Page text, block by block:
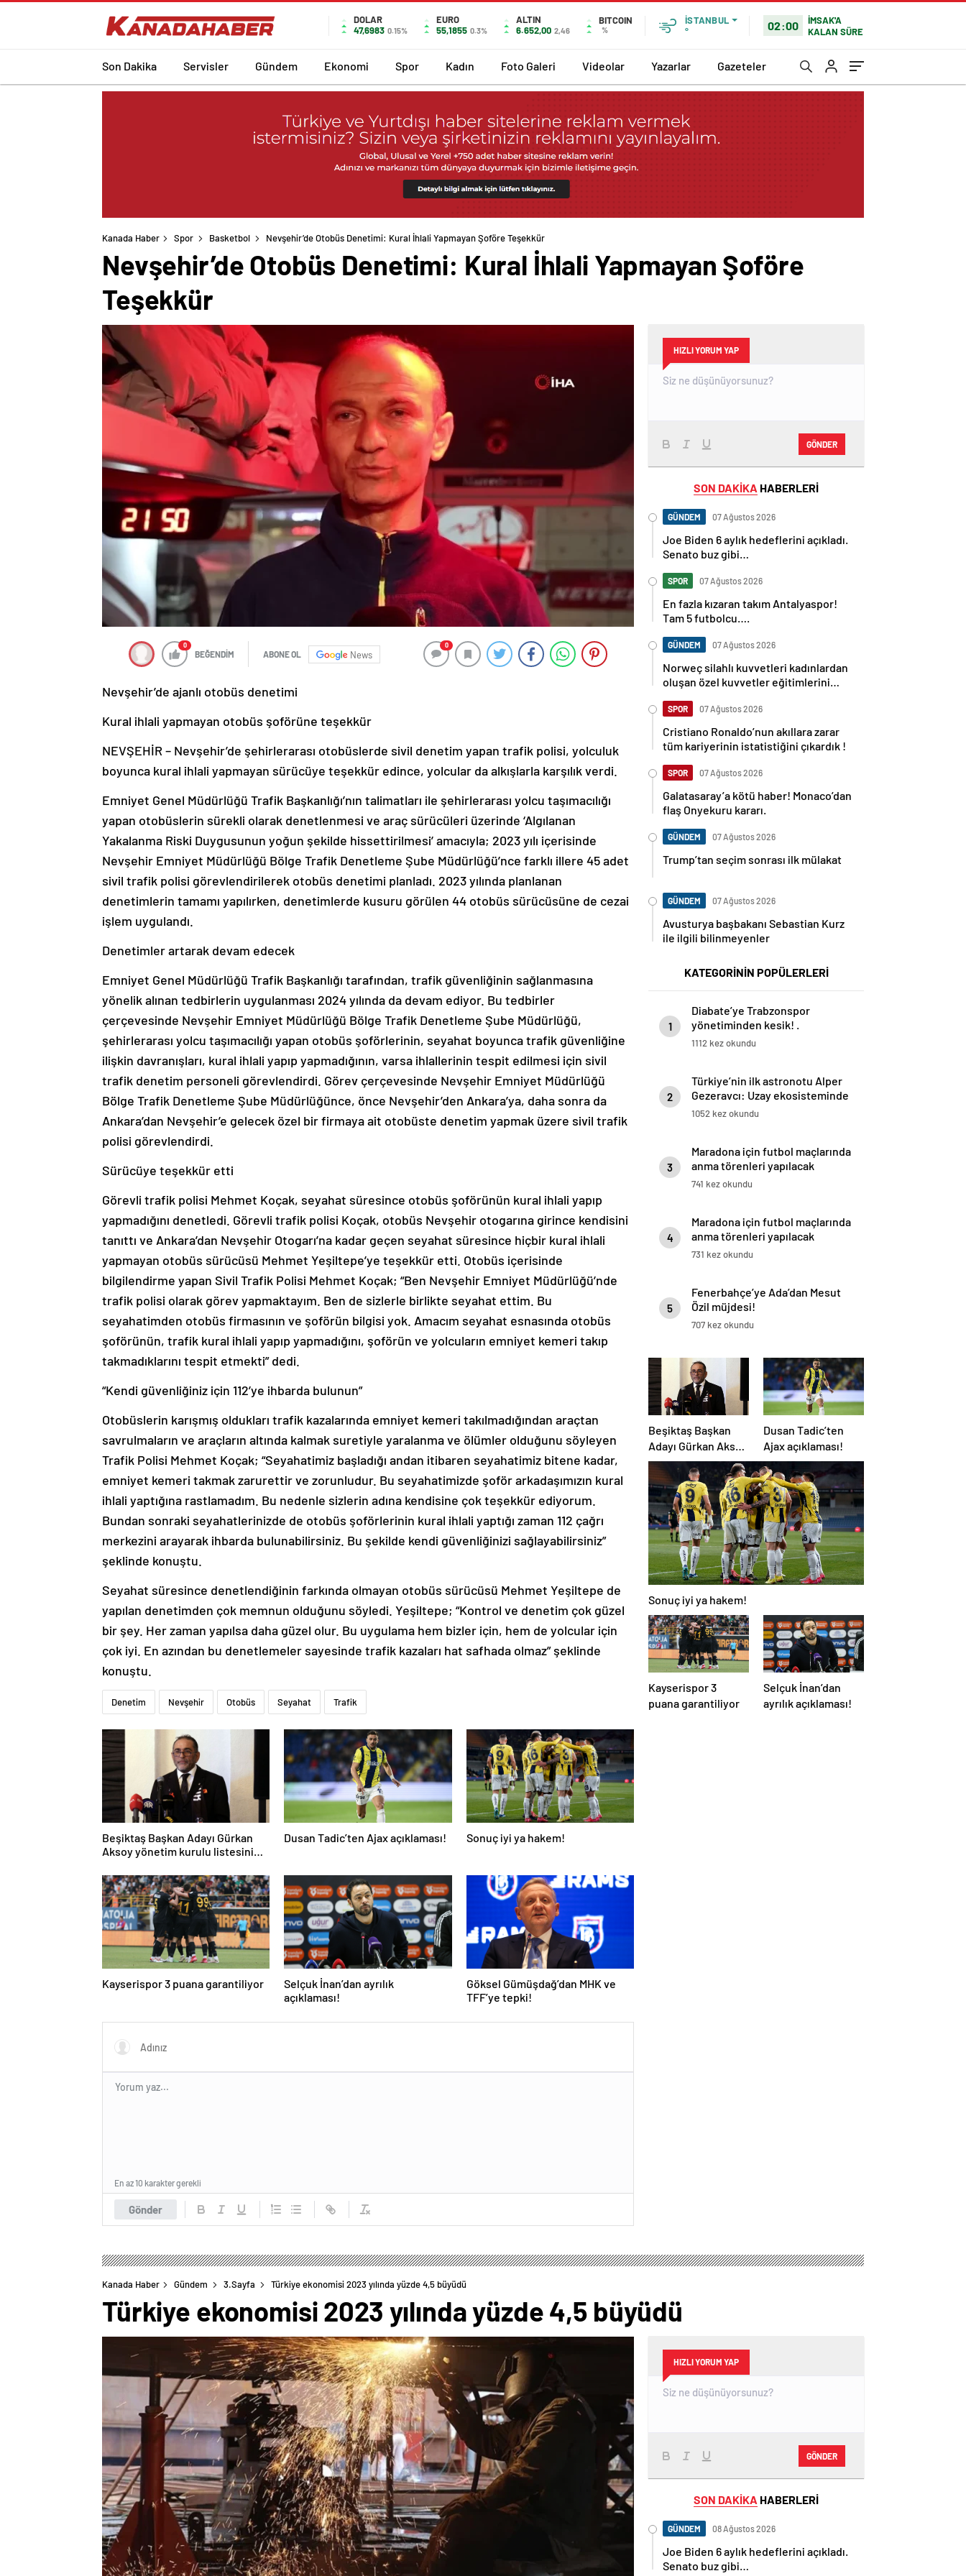
DOLAR
47,6983 0.15%
EURO
55,1855 0.3%
ALTIN
6.652,00 2,46
BITCOIN
%
İSTANBUL
°
02:00
İMSAK'A
KALAN SÜRE
Son Dakika Servisler Gündem Ekonomi Spor Kadın Foto Galeri Videolar Yazarlar Gazeteler
Kanada Haber Spor Basketbol Nevşehir’de Otobüs Denetimi: Kural İhlali Yapmayan Şoföre Teşekkür
Nevşehir’de Otobüs Denetimi: Kural İhlali Yapmayan Şoföre
Teşekkür
0
BEĞENDİM ABONE OL News
0
Nevşehir’de ajanlı otobüs denetimi
Kural ihlali yapmayan otobüs şoförüne teşekkür
NEVŞEHİR – Nevşehir’de şehirlerarası otobüslerde sivil denetim yapan trafik polisi, yolculuk
boyunca kural ihlali yapmayan sürücüye teşekkür edince, yolcular da alkışlarla karşılık verdi.
Emniyet Genel Müdürlüğü Trafik Başkanlığı’nın talimatları ile şehirlerarası yolcu taşımacılığı
yapan otobüslerin sürekli olarak denetlenmesi ve araç sürücüleri üzerinde ‘Algılanan
Yakalanma Riski Duygusunun yoğun şekilde hissettirilmesi’ amacıyla; 2023 yılı içerisinde
Nevşehir Emniyet Müdürlüğü Bölge Trafik Denetleme Şube Müdürlüğü’nce farklı illere 45 adet
sivil trafik polisi görevlendirilerek otobüs denetimi planladı. 2023 yılında planlanan
denetimlerin tamamı yapılırken, denetimlerde kusuru görülen 44 otobüs sürücüsüne de cezai
işlem uygulandı.
Denetimler artarak devam edecek
Emniyet Genel Müdürlüğü Trafik Başkanlığı tarafından, trafik güvenliğinin sağlanmasına
yönelik alınan tedbirlerin uygulanması 2024 yılında da devam ediyor. Bu tedbirler
çerçevesinde Nevşehir Emniyet Müdürlüğü Bölge Trafik Denetleme Şube Müdürlüğü,
şehirlerarası yolcu taşımacılığı yapan otobüs şoförlerinin, seyahat boyunca trafik güvenliğine
ilişkin davranışları, kural ihlali yapıp yapmadığının, varsa ihlallerinin tespit edilmesi için sivil
trafik denetim personeli görevlendirdi. Görev çerçevesinde Nevşehir Emniyet Müdürlüğü
Bölge Trafik Denetleme Şube Müdürlüğünce, önce Nevşehir’den Ankara’ya, daha sonra da
Ankara’dan Nevşehir’e gelecek özel bir firmaya ait otobüste denetim yapmak üzere sivil trafik
polisi görevlendirdi.
Sürücüye teşekkür etti
Görevli trafik polisi Mehmet Koçak, seyahat süresince otobüs şoförünün kural ihlali yapıp
yapmadığını denetledi. Görevli trafik polisi Koçak, otobüs Nevşehir otogarına girince kendisini
tanıttı ve Ankara’dan Nevşehir Otogarı’na kadar geçen seyahat süresince hiçbir kural ihlali
yapmayan otobüs sürücüsü Mehmet Yeşiltepe’ye teşekkür etti. Otobüs içerisinde
bilgilendirme yapan Sivil Trafik Polisi Mehmet Koçak; “Ben Nevşehir Emniyet Müdürlüğü’nde
trafik polisi olarak görev yapmaktayım. Ben de sizlerle birlikte seyahat ettim. Bu
seyahatimden otobüs firmasının ve şoförün bilgisi yok. Amacım seyahat esnasında otobüs
şoförünün, trafik kural ihlali yapıp yapmadığını, şoförün ve yolcuların emniyet kemeri takıp
takmadıklarını tespit etmekti” dedi.
“Kendi güvenliğiniz için 112’ye ihbarda bulunun”
Otobüslerin karışmış oldukları trafik kazalarında emniyet kemeri takılmadığından araçtan
savrulmaların ve araçların altında kalmak suretiyle yaralanma ve ölümler olduğunu söyleyen
Trafik Polisi Mehmet Koçak; “Seyahatimiz başladığı andan itibaren seyahatimiz bitene kadar,
emniyet kemeri takmak zarurettir ve zorunludur. Bu seyahatimizde şoför arkadaşımızın kural
ihlali yaptığına rastlamadım. Bu nedenle sizlerin adına kendisine çok teşekkür ediyorum.
Bundan sonraki seyahatlerinizde de otobüs şoförlerinin kural ihlali yaptığı zaman 112 çağrı
merkezini arayarak ihbarda bulunabilirsiniz. Bu şekilde kendi güvenliğinizi sağlayabilirsiniz”
şeklinde konuştu.
Seyahat süresince denetlendiğinin farkında olmayan otobüs sürücüsü Mehmet Yeşiltepe de
yapılan denetimden çok memnun olduğunu söyledi. Yeşiltepe; “Kontrol ve denetim çok güzel
bir şey. Her zaman yapılsa daha güzel olur. Bu uygulama hem bizler için, hem de yolcular için
çok iyi. En azından bu denetlemeler sayesinde trafik kazaları hat safhada olmaz” şeklinde
konuştu.
Denetim Nevşehir Otobüs Seyahat Trafik
Beşiktaş Başkan Adayı Gürkan
Aksoy yönetim kurulu listesini
Dusan Tadic’ten Ajax açıklaması! Sonuç iyi ya hakem!
Kayserispor 3 puana garantiliyor
Selçuk İnan’dan ayrılık
açıklaması!
Göksel Gümüşdağ’dan MHK ve
TFF’ye tepki!
Gönder
En az 10 karakter gerekli
HIZLI YORUM YAP
GÖNDER
SON DAKİKA HABERLERİ
GÜNDEM 07 Ağustos 2026
Joe Biden 6 aylık hedeflerini açıkladı.
Senato buz gibi…
SPOR 07 Ağustos 2026
En fazla kızaran takım Antalyaspor!
Tam 5 futbolcu….
GÜNDEM 07 Ağustos 2026
Norweç silahlı kuvvetleri kadınlardan
oluşan özel kuvvetler eğitimlerini
SPOR 07 Ağustos 2026
Cristiano Ronaldo’nun akıllara zarar
tüm kariyerinin istatistiğini çıkardık !
SPOR 07 Ağustos 2026
Galatasaray’a kötü haber! Monaco’dan
flaş Onyekuru kararı.
GÜNDEM 07 Ağustos 2026
Trump’tan seçim sonrası ilk mülakat
GÜNDEM 07 Ağustos 2026
Avusturya başbakanı Sebastian Kurz
ile ilgili bilinmeyenler
KATEGORİNİN POPÜLERLERİ
1
Diabate’ye Trabzonspor
yönetiminden kesik! .
1112 kez okundu
2
Türkiye’nin ilk astronotu Alper
Gezeravcı: Uzay ekosisteminde
hızlı ilerliyoruz
1052 kez okundu
3
Maradona için futbol maçlarında
anma törenleri yapılacak
741 kez okundu
4
Maradona için futbol maçlarında
anma törenleri yapılacak
731 kez okundu
5
Fenerbahçe’ye Ada’dan Mesut
Özil müjdesi!
707 kez okundu
Beşiktaş Başkan
Adayı Gürkan Aksoy
yönetim kurulu
listesini tanıttı
Dusan Tadic’ten
Ajax açıklaması!
Sonuç iyi ya hakem!
Kayserispor 3
puana garantiliyor
Selçuk İnan’dan
ayrılık açıklaması!
Kanada Haber Gündem 3.Sayfa Türkiye ekonomisi 2023 yılında yüzde 4,5 büyüdü
Türkiye ekonomisi 2023 yılında yüzde 4,5 büyüdü
HIZLI YORUM YAP
GÖNDER
SON DAKİKA HABERLERİ
GÜNDEM 08 Ağustos 2026
Joe Biden 6 aylık hedeflerini açıkladı.
Senato buz gibi…